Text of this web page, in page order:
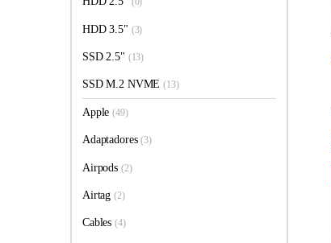
HDD 3.5" (3)
SSD 2.5" (13)
SSD M.2 NVME(13)
Apple(49)
Adaptadores(3)
Airpods (2)
Airtag(2)
Cables(4)